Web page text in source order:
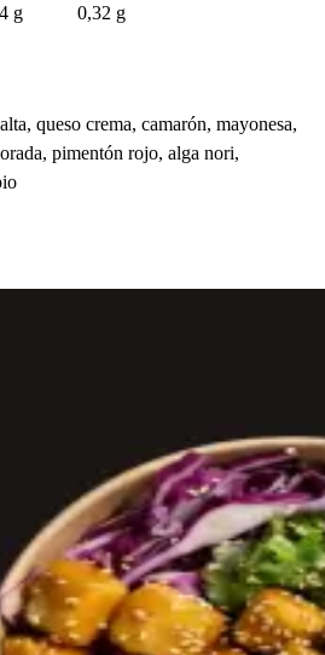
g 0,32 g
queso crema, camarón, mayonesa,
pimentón rojo, alga nori,